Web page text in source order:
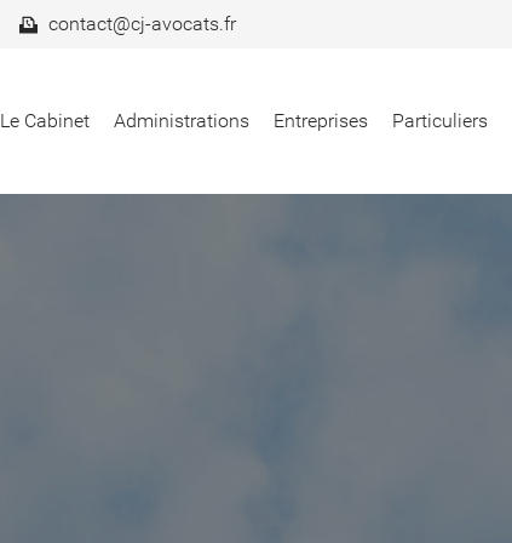
Le Cabinet Administrations Entreprises Particuliers
contact@cj-avocats.fr